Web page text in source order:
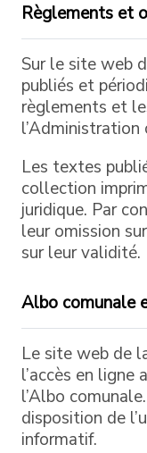
Règlements et
Sur le site web
publiés et
règlements et
l’Administration
Les textes
collection
juridique. Par
leur omission
sur leur validité.
Albo comunale
Le site web de
l’accès en ligne
l’Albo
disposition de
informatif.